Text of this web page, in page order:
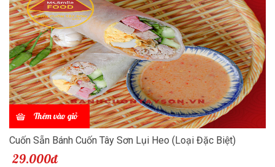
Thêm vào giỏ
Cuốn Sẵn Bánh Cuốn Tây Sơn Lụi Heo (Loại Đặc Biệt)
29.000đ